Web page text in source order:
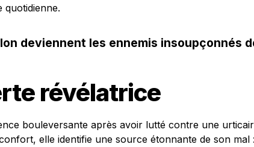
quotidienne.
deviennent les ennemis insoupçonnés
révélatrice
bouleversante après avoir lutté contre une
elle identifie une source étonnante de son mal :